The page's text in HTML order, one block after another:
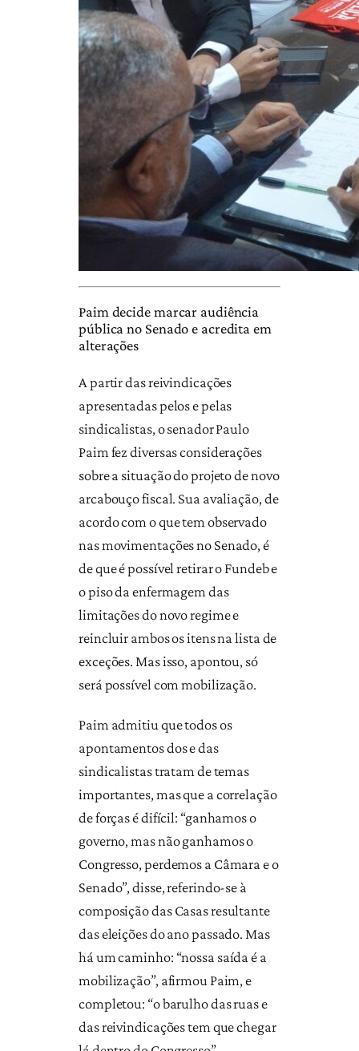
Paim decide marcar audiência
pública no Senado e acredita em
alterações
A partir das reivindicações
apresentadas pelos e pelas
sindicalistas, o senador Paulo
Paim fez diversas considerações
sobre a situação do projeto de novo
arcabouço fiscal. Sua avaliação, de
acordo com o que tem observado
nas movimentações no Senado, é
de que é possível retirar o Fundeb e
o piso da enfermagem das
limitações do novo regime e
reincluir ambos os itens na lista de
exceções. Mas isso, apontou, só
será possível com mobilização.
Paim admitiu que todos os
apontamentos dos e das
sindicalistas tratam de temas
importantes, mas que a correlação
de forças é difícil: “ganhamos o
governo, mas não ganhamos o
Congresso, perdemos a Câmara e o
Senado”, disse, referindo-se à
composição das Casas resultante
das eleições do ano passado. Mas
há um caminho: “nossa saída é a
mobilização”, afirmou Paim, e
completou: “o barulho das ruas e
das reivindicações tem que chegar